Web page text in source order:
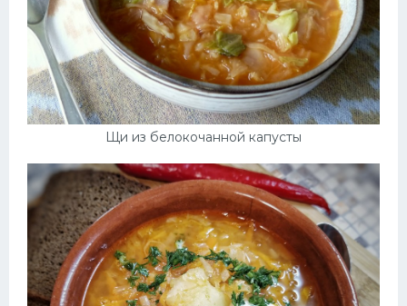
Щи из белокочанной капусты